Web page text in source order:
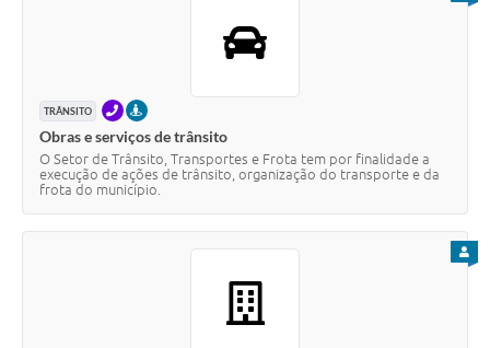
TRÂNSITO TELEFONEPRESENCIAL
Obras e serviços de trânsito
O Setor de Trânsito, Transportes e Frota tem por finalidade a
execução de ações de trânsito, organização do transporte e da
frota do município.